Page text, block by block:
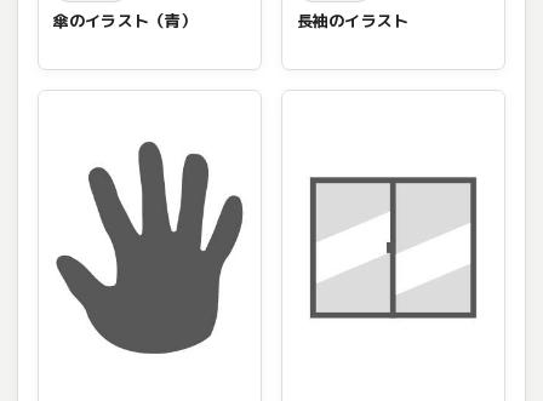
傘のイラスト（青） 長袖のイラスト